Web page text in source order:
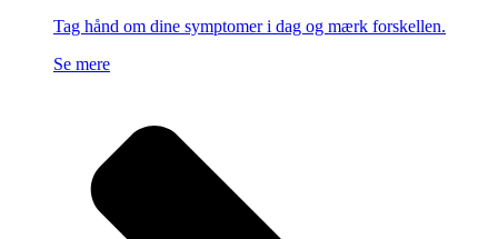
Tag hånd om dine symptomer i dag og mærk forskellen.
Se mere